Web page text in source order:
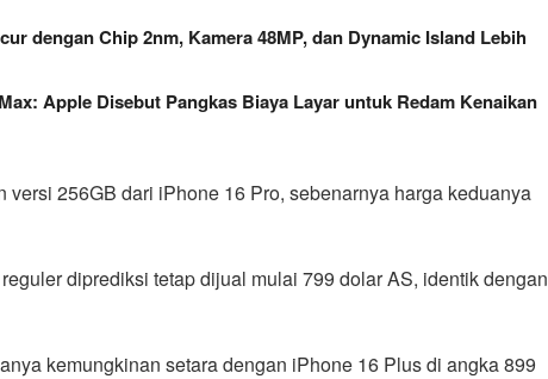
dengan Chip 2nm, Kamera 48MP, dan Dynamic Island Lebih
Apple Disebut Pangkas Biaya Layar untuk Redam Kenaikan
versi 256GB dari iPhone 16 Pro, sebenarnya harga keduanya
diprediksi tetap dijual mulai 799 dolar AS, identik dengan
kemungkinan setara dengan iPhone 16 Plus di angka 899